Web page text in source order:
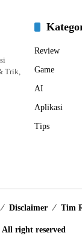
Trik,
Review
Game
AI
Aplikasi
Tips
Disclaimer Tim
right reserved